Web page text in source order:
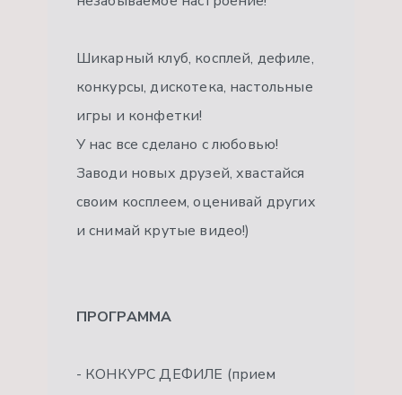
Шикарный клуб, косплей, дефиле,
конкурсы, дискотека, настольные
игры и конфетки!
У нас все сделано с любовью!
Заводи новых друзей, хвастайся
своим косплеем, оценивай других
и снимай крутые видео!)
ПРОГРАММА
- КОНКУРС ДЕФИЛЕ (прием